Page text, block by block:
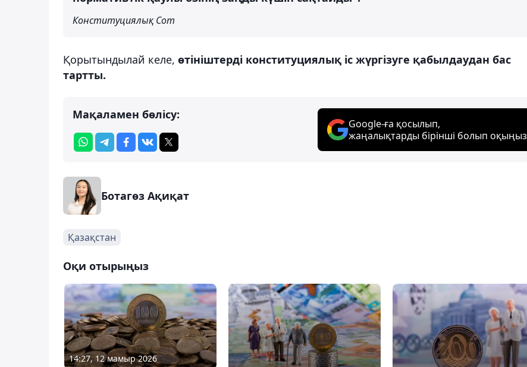
Конституциялық Сот
Қорытындылай келе, өтініштерді конституциялық іс жүргізуге қабылдаудан бас
тартты.
Мақаламен бөлісу:
Google-ға қосылып,
жаңалықтарды бірінші болып оқыңыз
Ботагөз Ақиқат
Қазақстан
Оқи отырыңыз
14:27, 12 мамыр 2026